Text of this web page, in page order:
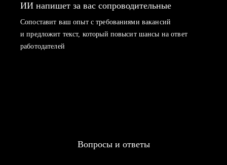
ИИ напишет за вас сопроводительные
Сопоставит ваш опыт с требованиями вакансий
и предложит текст, который повысит шансы на ответ
работодателей
Вопросы и ответы